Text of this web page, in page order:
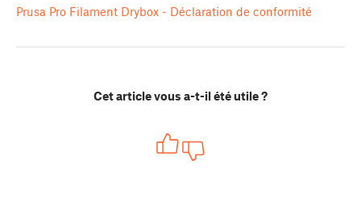
Prusa Pro Filament Drybox - Déclaration de conformité
Cet article vous a-t-il été utile ?